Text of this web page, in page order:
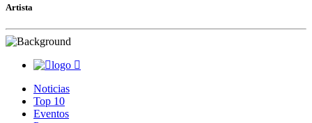
Artista
Noticias
Top 10
Eventos